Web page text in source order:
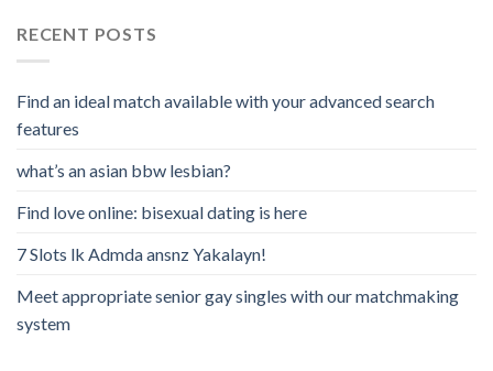
RECENT POSTS
Find an ideal match available with your advanced search
features
what’s an asian bbw lesbian?
Find love online: bisexual dating is here
7 Slots lk Admda ansnz Yakalayn!
Meet appropriate senior gay singles with our matchmaking
system